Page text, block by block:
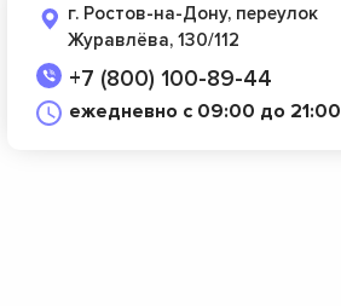
г. Ростов-на-Дону, переулок
Журавлёва, 130/112
+7 (800) 100-89-44
ежедневно с 09:00 до 21:00